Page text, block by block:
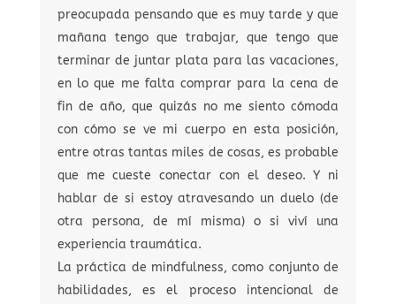
preocupada pensando que es muy tarde y que
mañana tengo que trabajar, que tengo que
terminar de juntar plata para las vacaciones,
en lo que me falta comprar para la cena de
fin de año, que quizás no me siento cómoda
con cómo se ve mi cuerpo en esta posición,
entre otras tantas miles de cosas, es probable
que me cueste conectar con el deseo. Y ni
hablar de si estoy atravesando un duelo (de
otra persona, de mí misma) o si viví una
experiencia traumática.
La práctica de mindfulness, como conjunto de
habilidades, es el proceso intencional de